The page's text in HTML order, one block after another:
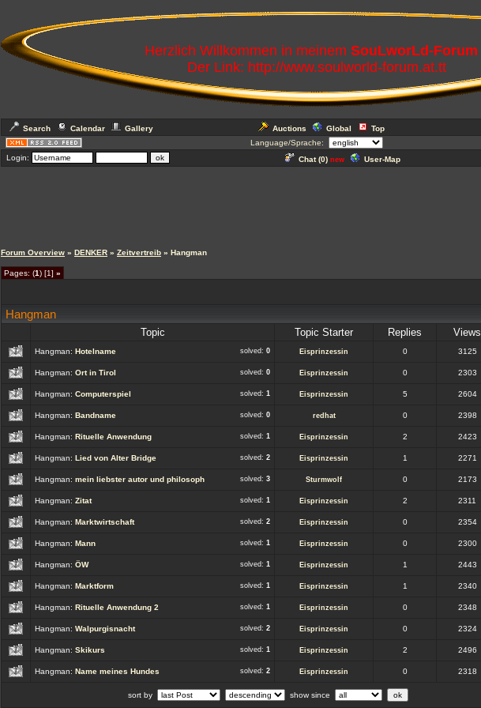
Herzlich Willkommen in meinem SouLworLd-Forum
Der Link: http://www.soulworld-forum.at.tt
Search Calendar Gallery Auctions Global Top
Language/Sprache:
Login:
Chat (0) new User-Map
Forum Overview » DENKER » Zeitvertreib » Hangman
Pages: (1) [1] »
Hangman
Topic Topic Starter Replies Views
solved: 0
Hangman: Hotelname Eisprinzessin 0 3125
solved: 0
Hangman: Ort in Tirol Eisprinzessin 0 2303
solved: 1
Hangman: Computerspiel Eisprinzessin 5 2604
solved: 0
Hangman: Bandname redhat 0 2398
solved: 1
Hangman: Rituelle Anwendung Eisprinzessin 2 2423
solved: 2
Hangman: Lied von Alter Bridge Eisprinzessin 1 2271
solved: 3
Hangman: mein liebster autor und philosoph Sturmwolf 0 2173
solved: 1
Hangman: Zitat Eisprinzessin 2 2311
solved: 2
Hangman: Marktwirtschaft Eisprinzessin 0 2354
solved: 1
Hangman: Mann Eisprinzessin 0 2300
solved: 1
Hangman: ÖW Eisprinzessin 1 2443
solved: 1
Hangman: Marktform Eisprinzessin 1 2340
solved: 1
Hangman: Rituelle Anwendung 2 Eisprinzessin 0 2348
solved: 2
Hangman: Walpurgisnacht Eisprinzessin 0 2324
solved: 1
Hangman: Skikurs Eisprinzessin 2 2496
solved: 2
Hangman: Name meines Hundes Eisprinzessin 0 2318
sort by show since